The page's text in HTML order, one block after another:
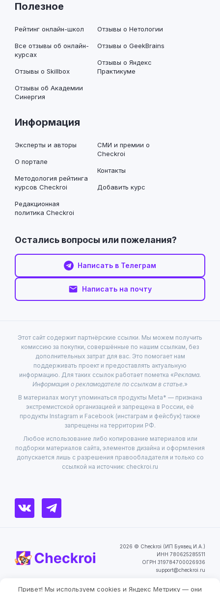
Полезное
Рейтинг онлайн-школ
Все отзывы об онлайн-
курсах
Отзывы о Skillbox
Отзывы об Академии
Синергия
Отзывы о Нетологии
Отзывы о GeekBrains
Отзывы о Яндекс
Практикуме
Информация
Эксперты и авторы
О портале
Методология рейтинга
курсов Checkroi
Редакционная
политика Checkroi
СМИ и премии о
Checkroi
Контакты
Добавить курс
Остались вопросы или пожелания?
Написать в Телеграм
Написать на почту
Этот сайт содержит партнёрские ссылки. Мы можем получить
комиссию за покупки, совершённые по нашим ссылкам, без
дополнительных затрат для вас. Это помогает нам
поддерживать проект и предоставлять актуальную
информацию. Для таких ссылок работает пометка «Реклама.
Информация о рекламодателе по ссылкам в статье.»
В материалах могут упоминаться продукты Meta* — признана
экстремистской организацией и запрещена в России, её
продукты Instagram и Facebook (инстаграм и фейсбук) также
запрещены на территории РФ.
Любое использование либо копирование материалов или
подборки материалов сайта, элементов дизайна и оформления
допускается лишь с разрешения правообладателя и только со
ссылкой на источник: checkroi.ru
2026 © Checkroi (ИП Буявец И.А.)
ИНН 780625285511
ОГРН 319784700026936
support@checkroi.ru
Пользовательское Политика Согласие на обработку
Привет! Мы используем cookies и Яндекс Метрику — они